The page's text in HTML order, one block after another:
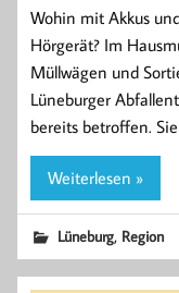
Wohin mit Akkus
Hörgerät? Im
Müllwägen und
Lüneburger
bereits betroffen.
Weiterlesen »
Lüneburg, Region